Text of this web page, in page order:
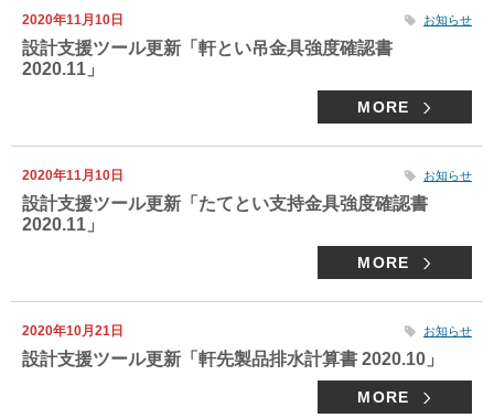
2020年11月10日 お知らせ
設計支援ツール更新「軒とい吊金具強度確認書
2020.11」
MORE
2020年11月10日 お知らせ
設計支援ツール更新「たてとい支持金具強度確認書
2020.11」
MORE
2020年10月21日 お知らせ
設計支援ツール更新「軒先製品排水計算書 2020.10」
MORE